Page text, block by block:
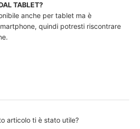
TABLET?
anche per tablet ma è
quindi potresti riscontrare
articolo ti è stato utile?